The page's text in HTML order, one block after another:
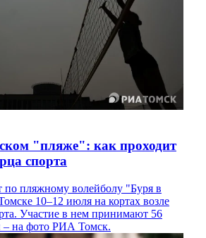
"пляже": как проходит
спорта
пляжному волейболу "Буря в
10–12 июля на кортах возле
Участие в нем принимают 56
– на фото РИА Томск.